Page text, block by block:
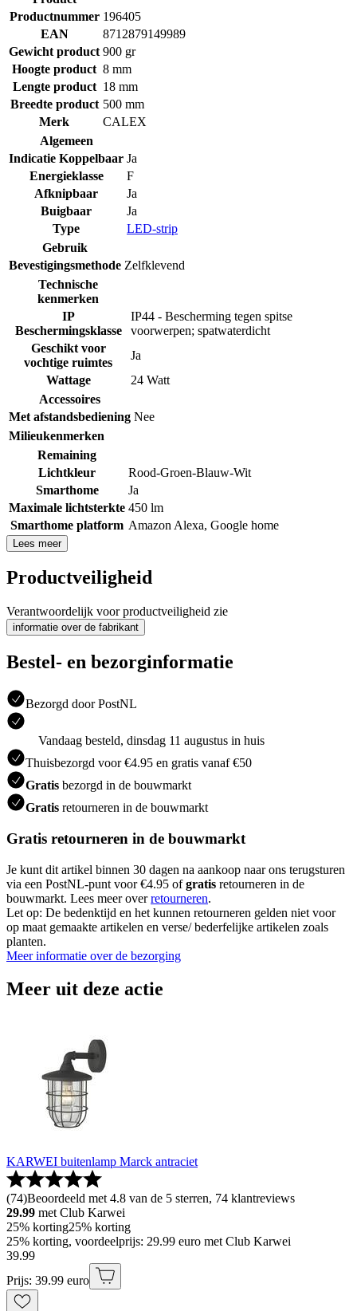
Productnummer 196405
EAN
8712879149989
Gewicht product 900 gr
Hoogte product 8 mm
Lengte product 18 mm
Breedte product 500 mm
Merk
CALEX
Algemeen
Indicatie Koppelbaar Ja
Energieklasse
F
Afknipbaar
Ja
Buigbaar
Ja
Type
LED-strip
Gebruik
Bevestigingsmethode Zelfklevend
Technische
kenmerken
IP
Beschermingsklasse
IP44 - Bescherming tegen spitse
voorwerpen; spatwaterdicht
Geschikt voor
vochtige ruimtes
Ja
Wattage
24 Watt
Accessoires
Met afstandsbediening Nee
Milieukenmerken
Remaining
Lichtkleur
Rood-Groen-Blauw-Wit
Smarthome
Ja
Maximale lichtsterkte 450 lm
Smarthome platform Amazon Alexa, Google home
Lees meer
Productveiligheid
Verantwoordelijk voor productveiligheid zie
informatie over de fabrikant
Bestel- en bezorginformatie
Bezorgd door PostNL
Vandaag besteld, dinsdag 11 augustus in huis
Thuisbezorgd voor €4.95 en gratis vanaf €50
Gratis bezorgd in de bouwmarkt
Gratis retourneren in de bouwmarkt
Gratis retourneren in de bouwmarkt
Je kunt dit artikel binnen 30 dagen na aankoop naar ons terugsturen
via een PostNL-punt voor €4.95 ofgratis retourneren in de
bouwmarkt. Lees meer overretourneren.
Let op: De bedenktijd en het kunnen retourneren gelden niet voor
op maat gemaakte artikelen en verse/ bederfelijke artikelen zoals
planten.
Meer informatie over de bezorging
Meer uit deze actie
KARWEI buitenlamp Marck antraciet
(74)Beoordeeld met 4.8 van de 5 sterren, 74 klantreviews
29.99 met Club Karwei
25% korting25% korting
25% korting, voordeelprijs: 29.99 euro met Club Karwei
39.99
Prijs: 39.99 euro